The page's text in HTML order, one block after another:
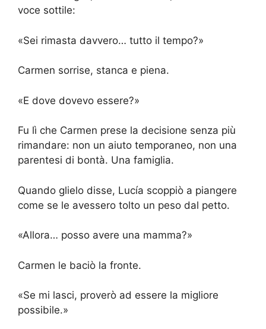
voce sottile:
«Sei rimasta davvero… tutto il tempo?»
Carmen sorrise, stanca e piena.
«E dove dovevo essere?»
Fu lì che Carmen prese la decisione senza più
rimandare: non un aiuto temporaneo, non una
parentesi di bontà. Una famiglia.
Quando glielo disse, Lucía scoppiò a piangere
come se le avessero tolto un peso dal petto.
«Allora… posso avere una mamma?»
Carmen le baciò la fronte.
«Se mi lasci, proverò ad essere la migliore
possibile.»